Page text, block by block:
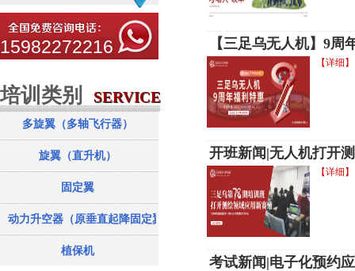
【三足乌无人机】9周
【详细】
开班新闻|无人机打开
【详细】
考试新闻|电子化预约
15982272216
培训类别 SERVICE
服务项目 SERVICE
多旋翼（多轴飞行器）
旋翼（直升机）
固定翼
动力升空器（原垂直起降固定翼飞机）
植保机